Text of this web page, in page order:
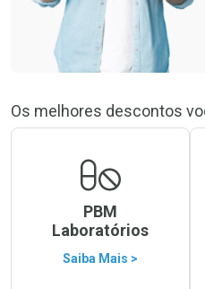
Os melhores descontos
PBM
Laboratórios
Saiba Mais >